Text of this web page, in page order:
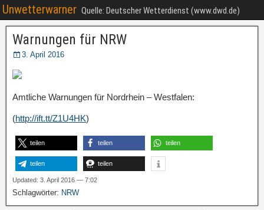
Unwetterwarner Quelle: Deutscher Wetterdienst (www.dwd.de)
Warnungen für NRW
3. April 2016
Amtliche Warnungen für Nordrhein – Westfalen:
(http://ift.tt/Z1U4HK)
teilen teilen teilen
teilen teilen
Updated: 3. April 2016 — 7:02
Schlagwörter: NRW